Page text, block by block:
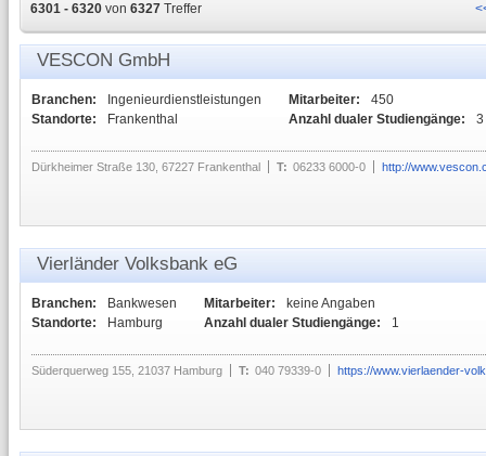
6301 - 6320 von 6327 Treffer
VESCON GmbH
Branchen:
Ingenieurdienstleistungen
Standorte:
Frankenthal
Mitarbeiter:
450
Anzahl dualer Studiengänge:
3
Dürkheimer Straße 130, 67227 Frankenthal T: 06233 6000-0 http://
Vierländer Volksbank eG
Branchen:
Bankwesen
Standorte:
Hamburg
Mitarbeiter:
keine Angaben
Anzahl dualer Studiengänge:
1
Süderquerweg 155, 21037 Hamburg T: 040 79339-0 https://www.vierlaender-